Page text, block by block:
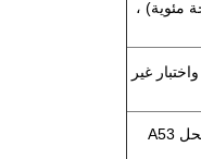
لدرجات الحرارة العالية (≤ 450 درجة مئوية) ،
غير
الصلب الهيكلي، بدون متطلبات الضغط، لا يمكن أن يحل محل A53